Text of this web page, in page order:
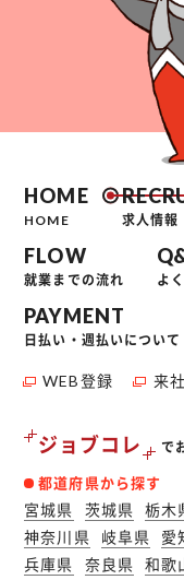
HOME
HOME 求人情報
FLOW
就業までの流れ よ
PAYMENT
日払い・週払いについて
WEB登録 来
ジョブコレ で
都道府県から探す
宮城県 茨城県 栃木
神奈川県
岐阜県 愛
兵庫県
奈良県 和歌